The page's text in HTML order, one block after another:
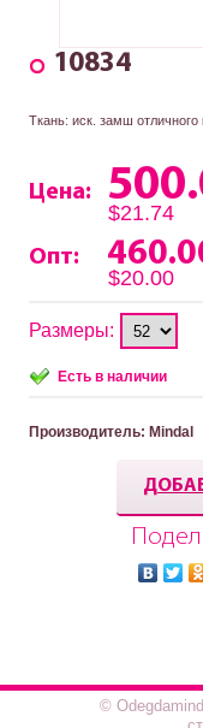
10834
Ткань: иск. замш отличного
Цена:
$21.74
Опт:
$20.00
Размеры:
Есть в наличии
Производитель: Mindal
©